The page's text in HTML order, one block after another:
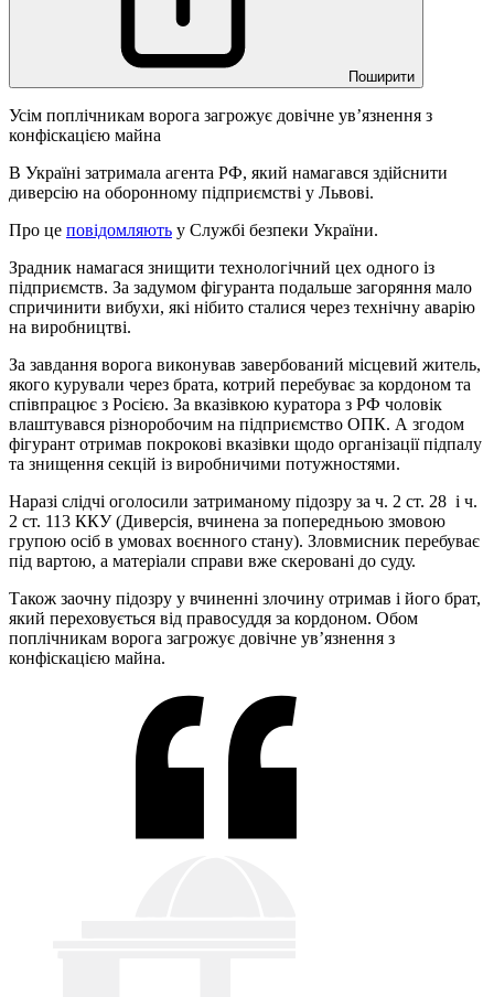
Поширити
Усім поплічникам ворога загрожує довічне ув’язнення з
конфіскацією майна
В Україні затримала агента РФ, який намагався здійснити
диверсію на оборонному підприємстві у Львові.
Про це повідомляють у Службі безпеки України.
Зрадник намагася знищити технологічний цех одного із
підприємств. За задумом фігуранта подальше загоряння мало
спричинити вибухи, які нібито сталися через технічну аварію
на виробництві.
За завдання ворога виконував завербований місцевий житель,
якого курували через брата, котрий перебуває за кордоном та
співпрацює з Росією. За вказівкою куратора з РФ чоловік
влаштувався різноробочим на підприємство ОПК. А згодом
фігурант отримав покрокові вказівки щодо організації підпалу
та знищення секцій із виробничими потужностями.
Наразі слідчі оголосили затриманому підозру за ч. 2 ст. 28 і ч.
2 ст. 113 ККУ (Диверсія, вчинена за попередньою змовою
групою осіб в умовах воєнного стану). Зловмисник перебуває
під вартою, а матеріали справи вже скеровані до суду.
Також заочну підозру у вчиненні злочину отримав і його брат,
який переховується від правосуддя за кордоном. Обом
поплічникам ворога загрожує довічне ув’язнення з
конфіскацією майна.